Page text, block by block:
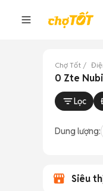
Chợ Tốt
0 Zte
Lọc
Dung lượng:
Siêu